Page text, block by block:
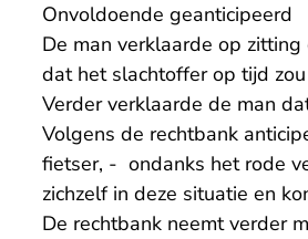
Onvoldoende geanticipeerd
De man verklaarde op
dat het slachtoffer op tijd
Verder verklaarde de man
Volgens de rechtbank
fietser, - ondanks het rode
zichzelf in deze situatie en
De rechtbank neemt verder